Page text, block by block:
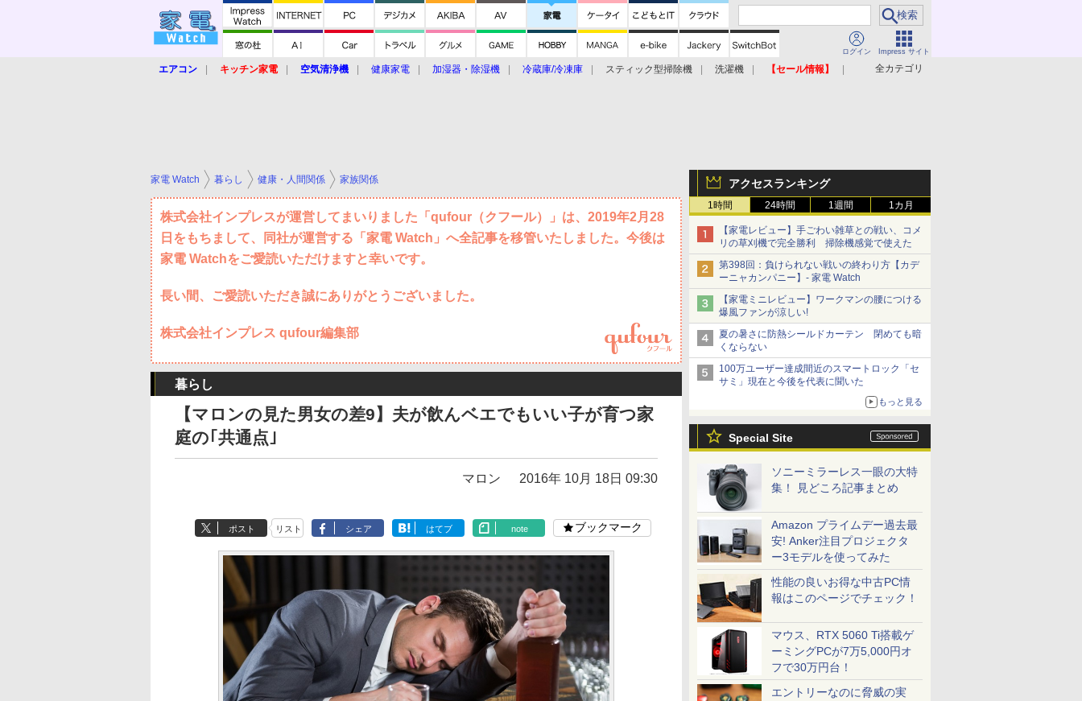
ログイン Impress サイト
全カテゴリ
エアコン キッチン家電 空気清浄機 健康家電 加湿器・除湿機 冷蔵庫/冷凍庫 スティック型掃除機 洗濯機
【セール情報】
アクセスランキング
1時間 24時間 1週間 1カ月
【家電レビュー】手ごわい雑草との戦い、コメ
リの草刈機で完全勝利 掃除機感覚で使えた
第398回：負けられない戦いの終わり方【カデ
ーニャカンパニー】- 家電 Watch
【家電ミニレビュー】ワークマンの腰につける
爆風ファンが涼しい!
夏の暑さに防熱シールドカーテン 閉めても暗
くならない
100万ユーザー達成間近のスマートロック「セ
サミ」現在と今後を代表に聞いた
もっと見る
Special Site
ソニーミラーレス一眼の大特
集！ 見どころ記事まとめ
Amazon プライムデー過去最
安! Anker注目プロジェクタ
ー3モデルを使ってみた
性能の良いお得な中古PC情
報はこのページでチェック！
マウス、RTX 5060 Ti搭載ゲ
ーミングPCが7万5,000円オ
フで30万円台！
エントリーなのに脅威の実
家電 Watch 暮らし 健康・人間関係 家族関係
株式会社インプレスが運営してまいりました「qufour（クフール）」は、2019年2月28
日をもちまして、同社が運営する「家電 Watch」へ全記事を移管いたしました。今後は
家電 Watchをご愛読いただけますと幸いです。
長い間、ご愛読いただき誠にありがとうございました。
株式会社インプレス qufour編集部
暮らし
【マロンの見た男女の差9】夫が飲んベエでもいい子が育つ家
庭の｢共通点｣
マロン 2016年 10月 18日 09:30
ポスト リスト シェア はてブ note ブックマーク